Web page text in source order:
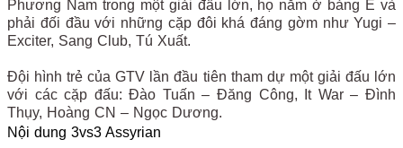
Phương Nam trong một giải đấu lớn, họ nằm ở bảng E và
phải đối đầu với những cặp đôi khá đáng gờm như Yugi –
Exciter, Sang Club, Tú Xuất.
Đội hình trẻ của GTV lần đầu tiên tham dự một giải đấu lớn
với các cặp đấu: Đào Tuấn – Đăng Công, It War – Đình
Thụy, Hoàng CN – Ngọc Dương.
Nội dung 3vs3 Assyrian